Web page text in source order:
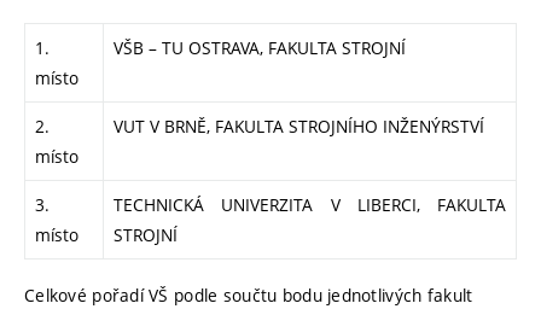
1.
místo
VŠB – TU OSTRAVA, FAKULTA STROJNÍ
2.
místo
VUT V BRNĚ, FAKULTA STROJNÍHO INŽENÝRSTVÍ
3.
místo
TECHNICKÁ UNIVERZITA V LIBERCI, FAKULTA
STROJNÍ
Celkové pořadí VŠ podle součtu bodu jednotlivých fakult